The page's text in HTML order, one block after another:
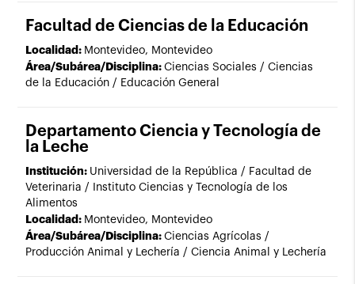
Facultad de Ciencias de la Educación
Localidad: Montevideo, Montevideo
Área/Subárea/Disciplina:Ciencias Sociales / Ciencias
de la Educación / Educación General
Departamento Ciencia y Tecnología de
la Leche
Institución: Universidad de la República / Facultad de
Veterinaria / Instituto Ciencias y Tecnología de los
Alimentos
Localidad: Montevideo, Montevideo
Área/Subárea/Disciplina:Ciencias Agrícolas /
Producción Animal y Lechería / Ciencia Animal y Lechería